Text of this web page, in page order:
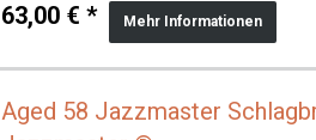
63,00 € * Mehr Informationen
Aged 58 Jazzmaster